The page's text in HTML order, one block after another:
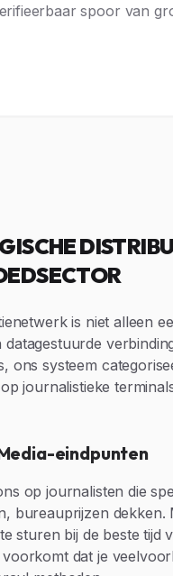
spoor van
is niet alleen
datagestuurde
ons systeem
journalistieke
eindpunten
op journalisten die
bureauprijzen
sturen bij de beste tijd
dat je